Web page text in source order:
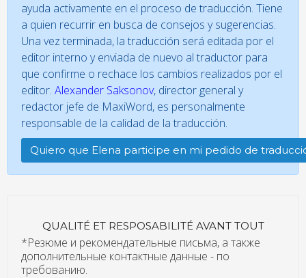
ayuda activamente en el proceso de traducción. Tiene
a quien recurrir en busca de consejos y sugerencias.
Una vez terminada, la traducción será editada por el
editor interno y enviada de nuevo al traductor para
que confirme o rechace los cambios realizados por el
editor. Alexander Saksonov, director general y
redactor jefe de MaxiWord, es personalmente
responsable de la calidad de la traducción.
Quiero que Elena participe en mi pedido de
QUALITÉ ET RESPOSABILITÉ AVANT TOUT
*Резюме и рекомендательные письма, а также
дополнительные контактные данные - по
требованию.